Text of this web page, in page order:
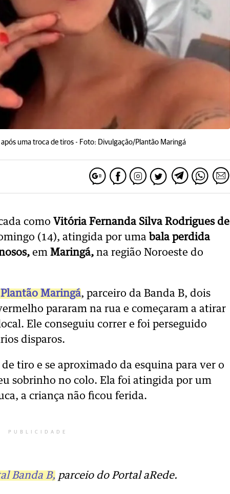
uma troca de tiros - Foto: Divulgação/Plantão Maringá
como Vitória Fernanda Silva Rodrigues de
(14), atingida por uma bala perdida
em Maringá, na região Noroeste do
Maringá, parceiro da Banda B, dois
pararam na rua e começaram a atirar
Ele conseguiu correr e foi perseguido
disparos.
tiro e se aproximado da esquina para ver o
sobrinho no colo. Ela foi atingida por um
a criança não ficou ferida.
PUBLICIDADE
Banda B, parceio do Portal aRede.